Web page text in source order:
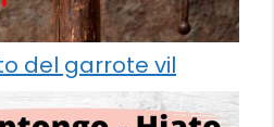
del garrote vil